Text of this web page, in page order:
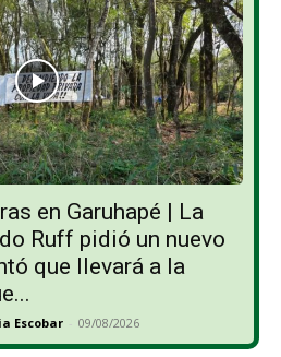
en Garuhapé | La
Ruff pidió un nuevo
que llevará a la
Escobar - 09/08/2026